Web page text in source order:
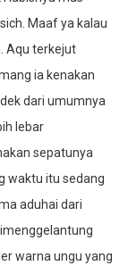
Maaf ya kalau
Aqu terkejut
ia kenakan
dari umumnya
lebar
sepatunya
waktu itu sedang
aduhai dari
warna ungu yang